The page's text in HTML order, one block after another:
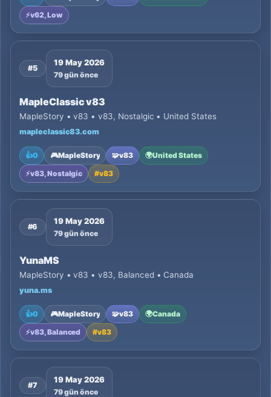
⚡v62, Low
#5
19 May 2026
79 gün önce
MapleClassic v83
MapleStory • v83 • v83, Nostalgic • United States
mapleclassic83.com
👍0 🎮MapleStory 🧩v83 🌍United States
⚡v83, Nostalgic #v83
#6
19 May 2026
79 gün önce
YunaMS
MapleStory • v83 • v83, Balanced • Canada
yuna.ms
👍0 🎮MapleStory 🧩v83 🌍Canada
⚡v83, Balanced #v83
#7
19 May 2026
79 gün önce